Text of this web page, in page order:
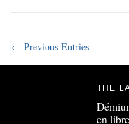
← Previous Entries
THE
en